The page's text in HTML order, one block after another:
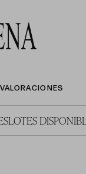
VALORACIONES
LOTES